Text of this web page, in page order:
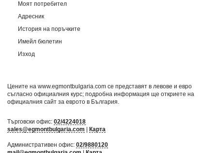
Моят потребител
Адресник
История на поръчките
Имейл бюлетин
Изход
Цените на www.egmontbulgaria.com се представят в левове и евро
съгласно официалния курс; подробна информация ще откриете на
официалния сайт за еврото в България
Търговски офис: 02/4224018
sales@egmontbulgaria.com
Карта
Административен офис: 02/9880120